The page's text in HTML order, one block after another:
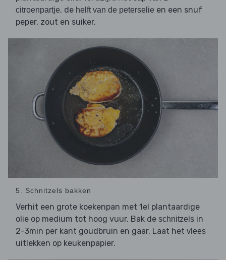
citroenpartje, de helft van de peterselie en een snuf
peper, zout en suiker.
5. Schnitzels bakken
Verhit een grote koekenpan met 1el plantaardige
olie op medium tot hoog vuur. Bak de schnitzels in
2-3min per kant goudbruin en gaar. Laat het vlees
uitlekken op keukenpapier.